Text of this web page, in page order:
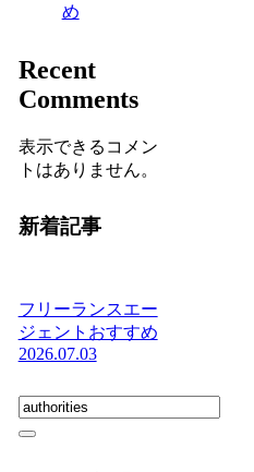
め
Recent
Comments
表示できるコメン
トはありません。
新着記事
フリーランスエー
ジェントおすすめ
2026.07.03